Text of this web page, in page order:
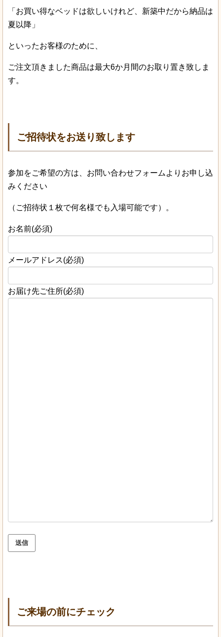
「お買い得なベッドは欲しいけれど、新築中だから納品は
夏以降」
といったお客様のために、
ご注文頂きました商品は最大6か月間のお取り置き致しま
す。
ご招待状をお送り致します
参加をご希望の方は、お問い合わせフォームよりお申し込
みください
（ご招待状１枚で何名様でも入場可能です）。
お名前(必須)
メールアドレス(必須)
お届け先ご住所(必須)
送信
ご来場の前にチェック